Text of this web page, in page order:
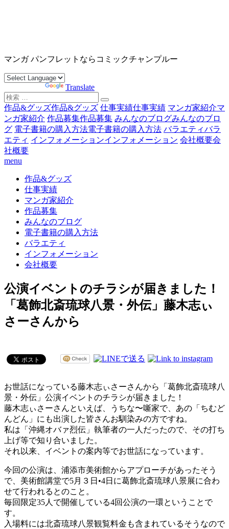
ツ
ス
ッ
プ
マンガ パンフレットならコミックチャンプルー
Translate
検
索
対
象:
作品&グッズ作品&グッズ 仕事実績仕事実績 マンガ家紹介マ
ンガ家紹介 作品募集作品募集 みんなのブログみんなのブロ
グ 電子書籍の購入方法電子書籍の購入方法 バラエティバラ
エティ インフォメーションインフォメーション 会社概要会
社概要
menu
作品&グッズ
仕事実績
マンガ家紹介
作品募集
みんなのブログ
電子書籍の購入方法
バラエティ
インフォメーション
会社概要
公演イベントのチラシが届きました！
「葛飾北斎琉球八景・外伝」藤木志ぃ
さーさんから
お世話になっている藤木志ぃさーさんから「葛飾北斎琉球八
景・外伝」公演イベントのチラシが届きました！
藤木志ぃさーさんといえば、うちな〜噺家で、あの「ちむど
んどん」にも出演した皆さんお馴染みの方ですね。
私は「沖縄オバァ烈伝」執筆者の一人だったので、その打ち
上げ等で知り合いました。
それ以来、イベントの案内等でお世話になっています。
今回の公演は、浦添市美術館からアプローチがあったそう
で、美術館講堂で5月３日•4日に葛飾北斎琉球八景展に合わ
せて行われるとのこと。
毎回限定35人で開催している4回公演の一環ということで
す。
入場料には北斎琉球八景観覧料金も含まれているそうなので